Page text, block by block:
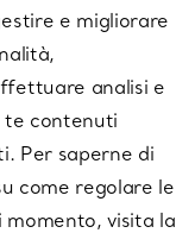
e migliorare
analisi e
contenuti
Per saperne di
come regolare le
momento, visita la